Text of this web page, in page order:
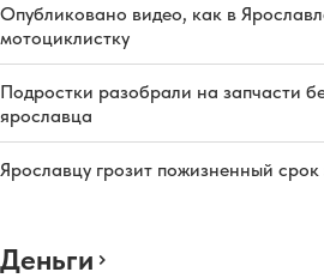
Опубликовано видео, как в
мотоциклистку
Подростки разобрали на запчасти
ярославца
Ярославцу грозит пожизненный срок
Деньги